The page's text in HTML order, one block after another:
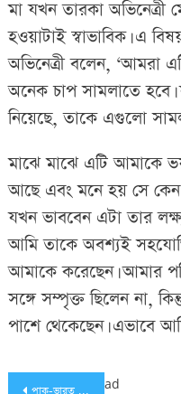
মা যখন তারকা
হওয়াটাই স্বাভাবিক। এ
অভিনেত্রী বলেন, ‘আমরা
অনেক চাপ সামলাতে হবে।
নিয়েছে, তাকে এগুলো
মাঝে মাঝে এটি আমাকে
আছে এবং মনে হয় সে
যখন ভাববেন এটা তার
আমি তাকে অবশ্যই
আমাকে করেছেন। আমার
সঙ্গে সম্পৃক্ত ছিলেন না,
পাশে থেকেছেন। এভাবে
ad